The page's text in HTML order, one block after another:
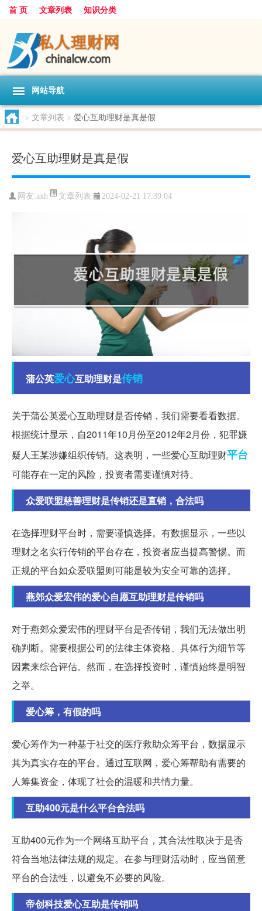
首 页 文章列表 知识分类
网站导航
> 文章列表 > 爱心互助理财是真是假
爱心互助理财是真是假
网友:axh 文章列表 2024-02-21 17:39:04
蒲公英爱心互助理财是传销
关于蒲公英爱心互助理财是否传销，我们需要看看数据。
根据统计显示，自2011年10月份至2012年2月份，犯罪嫌
疑人王某涉嫌组织传销。这表明，一些爱心互助理财平台
可能存在一定的风险，投资者需要谨慎对待。
众爱联盟慈善理财是传销还是直销，合法吗
在选择理财平台时，需要谨慎选择。有数据显示，一些以
理财之名实行传销的平台存在，投资者应当提高警惕。而
正规的平台如众爱联盟则可能是较为安全可靠的选择。
燕郊众爱宏伟的爱心自愿互助理财是传销吗
对于燕郊众爱宏伟的理财平台是否传销，我们无法做出明
确判断。需要根据公司的法律主体资格、具体行为细节等
因素来综合评估。然而，在选择投资时，谨慎始终是明智
之举。
爱心筹，有假的吗
爱心筹作为一种基于社交的医疗救助众筹平台，数据显示
其为真实存在的平台。通过互联网，爱心筹帮助有需要的
人筹集资金，体现了社会的温暖和共情力量。
互助400元是什么平台合法吗
互助400元作为一个网络互助平台，其合法性取决于是否
符合当地法律法规的规定。在参与理财活动时，应当留意
平台的合法性，以避免不必要的风险。
帝创科技爱心互助是传销吗